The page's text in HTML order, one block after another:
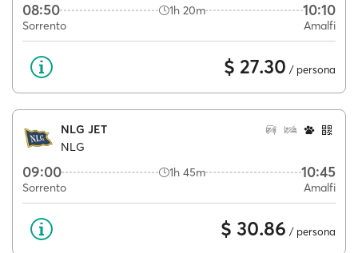
08:50 1h 20m 10:10
Sorrento Amalfi
$ 27.30 / persona
NLG JET
NLG
09:00 1h 45m 10:45
Sorrento Amalfi
$ 30.86 / persona